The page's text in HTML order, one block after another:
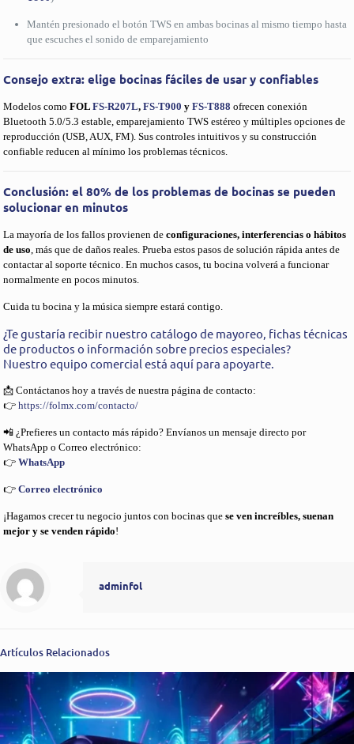
Mantén presionado el botón TWS en ambas bocinas al mismo tiempo hasta
que escuches el sonido de emparejamiento
Consejo extra: elige bocinas fáciles de usar y confiables
Modelos comoFOLFS-R207L,FS-T900 yFS-T888 ofrecen conexión
Bluetooth 5.0/5.3 estable, emparejamiento TWS estéreo y múltiples opciones de
reproducción (USB, AUX, FM). Sus controles intuitivos y su construcción
confiable reducen al mínimo los problemas técnicos.
Conclusión: el 80% de los problemas de bocinas se pueden
solucionar en minutos
La mayoría de los fallos provienen deconfiguraciones, interferencias o hábitos
de uso, más que de daños reales. Prueba estos pasos de solución rápida antes de
contactar al soporte técnico. En muchos casos, tu bocina volverá a funcionar
normalmente en pocos minutos.
Cuida tu bocina y la música siempre estará contigo.
¿Te gustaría recibir nuestro catálogo de mayoreo, fichas técnicas
de productos o información sobre precios especiales?
Nuestro equipo comercial está aquí para apoyarte.
📩 Contáctanos hoy a través de nuestra página de contacto:
👉https://folmx.com/contacto/
📲 ¿Prefieres un contacto más rápido? Envíanos un mensaje directo por
WhatsApp o Correo electrónico:
👉WhatsApp
👉Correo electrónico
¡Hagamos crecer tu negocio juntos con bocinas quese ven increíbles, suenan
mejor y se venden rápido!
adminfol
Artículos Relacionados